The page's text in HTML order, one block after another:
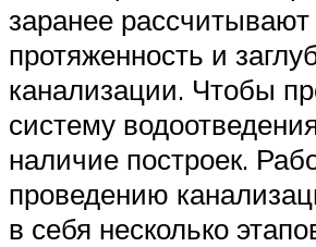
заранее рассчитывают
протяженность и
канализации. Чтобы
систему
наличие построек.
проведению
в себя несколько